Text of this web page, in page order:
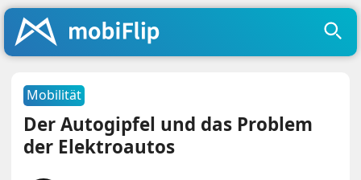
Mobilität
Der Autogipfel und das Problem
der Elektroautos